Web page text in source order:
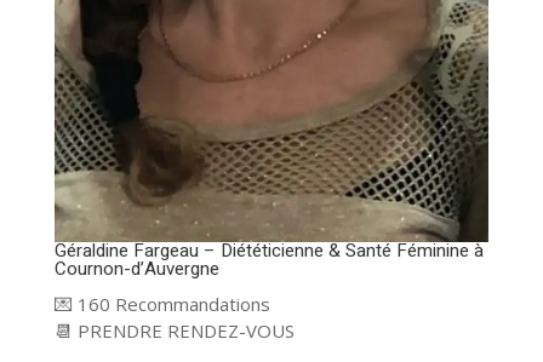
Géraldine Fargeau – Diététicienne & Santé Féminine à
Cournon-d’Auvergne
💌 160 Recommandations
📆 PRENDRE RENDEZ-VOUS